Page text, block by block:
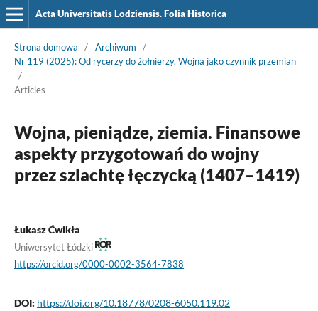
Acta Universitatis Lodziensis. Folia Historica
Strona domowa / Archiwum
/
Nr 119 (2025): Od rycerzy do żołnierzy. Wojna jako czynnik przemian
/
Articles
Wojna, pieniądze, ziemia. Finansowe
aspekty przygotowań do wojny
przez szlachtę łęczycką (1407–1419)
Łukasz Ćwikła
Uniwersytet Łódzki
https://orcid.org/0000-0002-3564-7838
DOI: https://doi.org/10.18778/0208-6050.119.02